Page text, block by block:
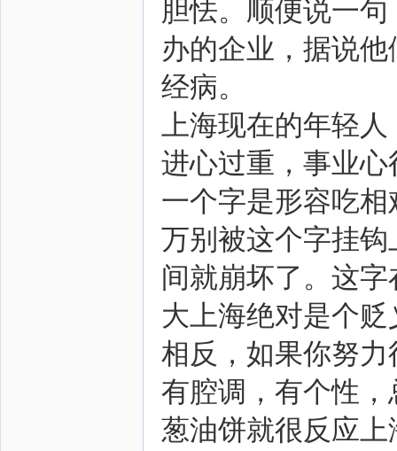
胆怯。顺便说一
办的企业，据说
经病。
上海现在的年轻
进心过重，事业
一个字是形容吃相
万别被这个字挂
间就崩坏了。这
大上海绝对是个贬
相反，如果你努力
有腔调，有个性
葱油饼就很反应